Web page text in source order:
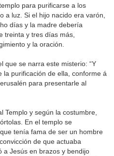
para purificarse a los
a luz. Si el hijo nacido era varón,
días y la madre debería
treinta y tres días más,
y la oración.
que se narra este misterio: “Y
purificación de ella, conforme á
para presentarle al
Templo y según la costumbre,
En el templo se
tenía fama de ser un hombre
de que actuaba
Jesús en brazos y bendijo